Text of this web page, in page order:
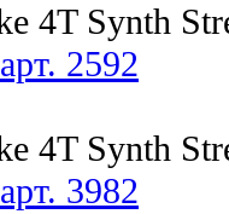
4T Synth
арт. 2592
4T Synth
арт. 3982